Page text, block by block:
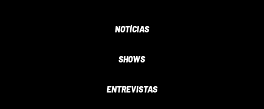
NOTÍCIAS
SHOWS
ENTREVISTAS